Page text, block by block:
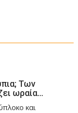
Των
ωραία…
και